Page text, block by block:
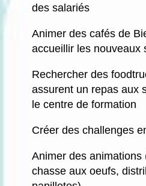
des salariés
Animer des cafés de
accueillir les nouveaux
Rechercher des
assurent un repas aux
le centre de formation
Créer des challenges
Animer des animations
chasse aux oeufs,